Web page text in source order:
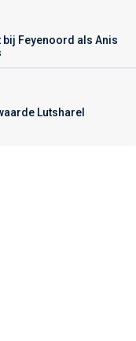
Feyenoord als Anis
Lutsharel